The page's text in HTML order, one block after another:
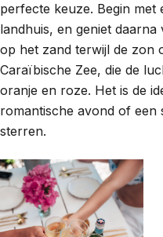
perfecte keuze. Begin
landhuis, en geniet
op het zand terwijl de zon
Caraïbische Zee, die de
oranje en roze. Het is de
romantische avond of een
sterren.